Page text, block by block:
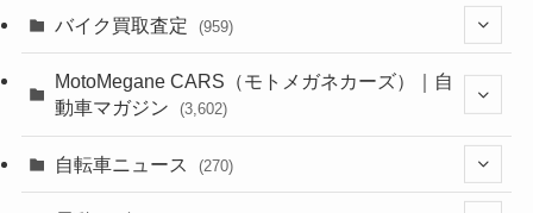
(44)
(637)(306)
バイク買取査定 (959)
(352)
MotoMegane CARS（モトメガネカーズ）｜自
動車マガジン
(3,602)
自転車ニュース (270)